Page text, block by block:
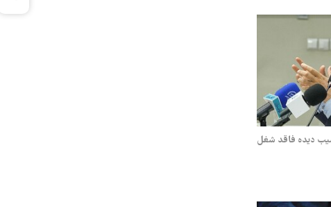
آسیب دیده فاقد شغل